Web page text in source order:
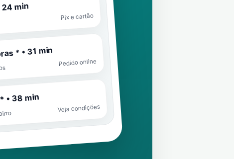
min
Pix e cartão
* • 31 min
Pedido online
• 38 min
Veja condições